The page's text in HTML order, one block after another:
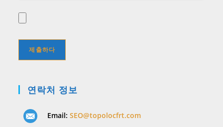
연락처 정보
Email:SEO@topolocfrt.com